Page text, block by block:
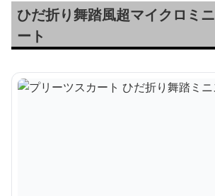
ひだ折り舞踏風超マイクロミ
ート